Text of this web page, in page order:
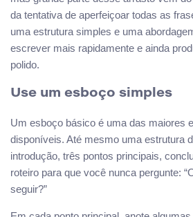
da tentativa de aperfeiçoar todas as
uma estrutura simples e uma
escrever mais rapidamente e ainda
polido.
Use um esboço simples
Um esboço básico é uma das maiores
disponíveis. Até mesmo uma estrutura
introdução, três pontos principais,
roteiro para que você nunca pergunte:
seguir?”